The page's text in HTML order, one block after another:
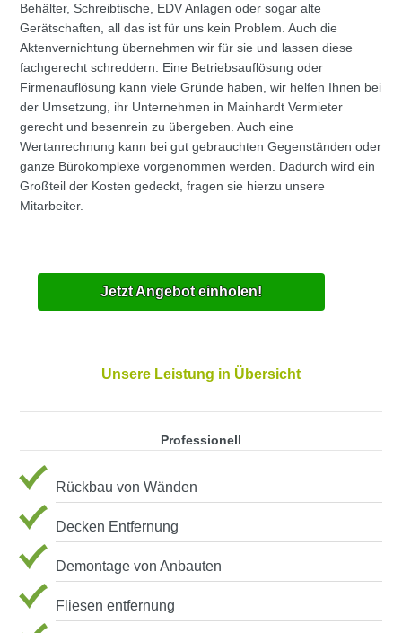
Behälter, Schreibtische, EDV Anlagen oder sogar alte
Gerätschaften, all das ist für uns kein Problem. Auch die
Aktenvernichtung übernehmen wir für sie und lassen diese
fachgerecht schreddern. Eine Betriebsauflösung oder
Firmenauflösung kann viele Gründe haben, wir helfen Ihnen bei
der Umsetzung, ihr Unternehmen in Mainhardt Vermieter
gerecht und besenrein zu übergeben. Auch eine
Wertanrechnung kann bei gut gebrauchten Gegenständen oder
ganze Bürokomplexe vorgenommen werden. Dadurch wird ein
Großteil der Kosten gedeckt, fragen sie hierzu unsere
Mitarbeiter.
Jetzt Angebot einholen!
Unsere Leistung in Übersicht
Professionell
Rückbau von Wänden
Decken Entfernung
Demontage von Anbauten
Fliesen entfernung